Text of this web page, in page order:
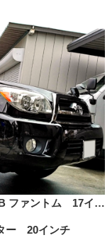
ハイラックスサーフ 215 x ウルトラ 225SB ファントム 17インチ
ー 20インチ